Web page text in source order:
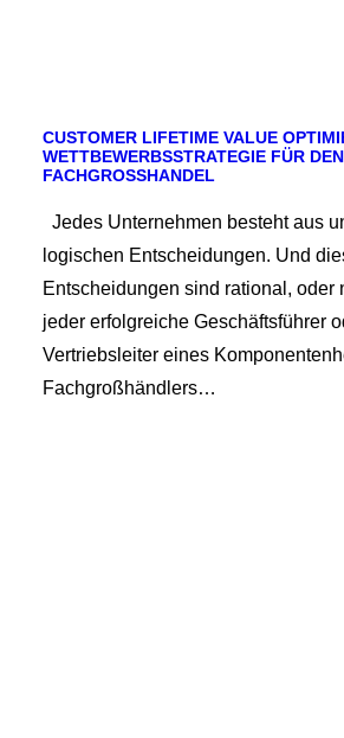
CUSTOMER LIFETIME VALUE
WETTBEWERBSSTRATEGIE FÜR DEN
FACHGROSSHANDEL
Jedes Unternehmen besteht aus
logischen Entscheidungen. Und
Entscheidungen sind rational, oder
jeder erfolgreiche Geschäftsführer
Vertriebsleiter eines
Fachgroßhändlers…